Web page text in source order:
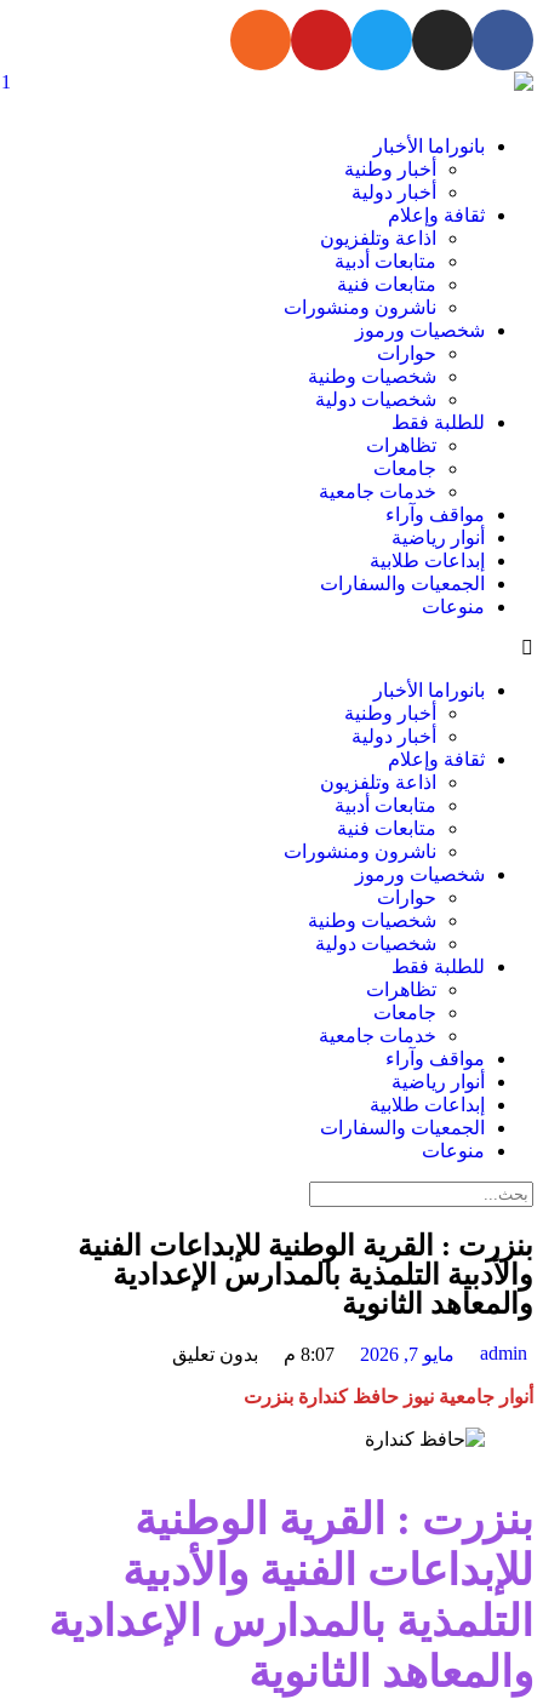
بانوراما الأخبار
أخبار وطنية
أخبار دولية
ثقافة وإعلام
اذاعة وتلفزيون
متابعات أدبية
متابعات فنية
ناشرون ومنشورات
شخصيات ورموز
حوارات
شخصيات وطنية
شخصيات دولية
للطلبة فقط
تظاهرات
جامعات
خدمات جامعية
مواقف وآراء
أنوار رياضية
إبداعات طلابية
الجمعيات والسفارات
منوعات
بانوراما الأخبار
أخبار وطنية
أخبار دولية
ثقافة وإعلام
اذاعة وتلفزيون
متابعات أدبية
متابعات فنية
ناشرون ومنشورات
شخصيات ورموز
حوارات
شخصيات وطنية
شخصيات دولية
للطلبة فقط
تظاهرات
جامعات
خدمات جامعية
مواقف وآراء
أنوار رياضية
إبداعات طلابية
الجمعيات والسفارات
منوعات
بنزرت : القرية الوطنية للإبداعات الفنية
والأدبية التلمذية بالمدارس الإعدادية
والمعاهد الثانوية
admin مايو 7, 2026 8:07 م بدون تعليق
أنوار جامعية نيوز حافظ كندارة بنزرت
بنزرت : القرية الوطنية
للإبداعات الفنية والأدبية
التلمذية بالمدارس الإعدادية
والمعاهد الثانوية